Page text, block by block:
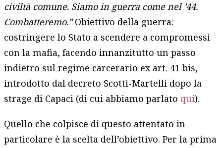
civiltà comune. Siamo in guerra come nel ’44.
Combatteremo.”Obiettivo della guerra:
costringere lo Stato a scendere a compromessi
con la mafia, facendo innanzitutto un passo
indietro sul regime carcerario ex art. 41 bis,
introdotto dal decreto Scotti-Martelli dopo la
strage di Capaci (di cui abbiamo parlato qui).
Quello che colpisce di questo attentato in
particolare è la scelta dell’obiettivo. Per la prima